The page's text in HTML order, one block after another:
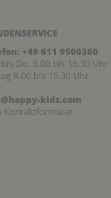
+49 611 9500360
Do. 8.00 bis 16.30 Uhr
8.00 bis 15.30 Uhr
kidz.com
Kontaktformular